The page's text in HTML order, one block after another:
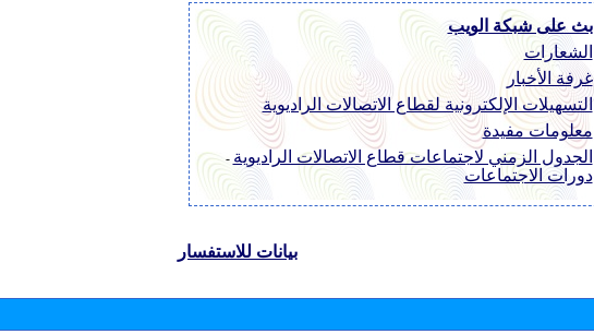
بث على شبكة الويب
الشعارات
غرفة الأخبار
التسهيلات الإلكترونية لقطاع الاتصالات الراديوية
معلومات مفيدة
الجدول الزمني لاجتماعات قطاع الاتصالات الراديوية -
دورات الاجتماعات
بيانات للاستفسار